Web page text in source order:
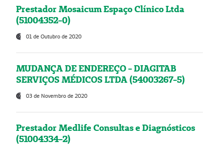
Prestador Mosaicum Espaço Clínico Ltda
(51004352-0)
01 de Outubro de 2020
MUDANÇA DE ENDEREÇO - DIAGITAB
SERVIÇOS MÉDICOS LTDA (54003267-5)
03 de Novembro de 2020
Prestador Medlife Consultas e Diagnósticos
(51004334-2)